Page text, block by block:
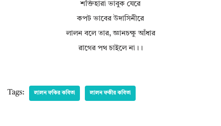
শক্তিহারা ভাবুক যেরে
কপট ভাবের উদাসিনীরে
লালন বলে তার, জ্ঞানচক্ষু আঁধার
রাগের পথ চাইলে না।।
Tags: লালন ফকির কবিতা লালন ফকীর কবিতা